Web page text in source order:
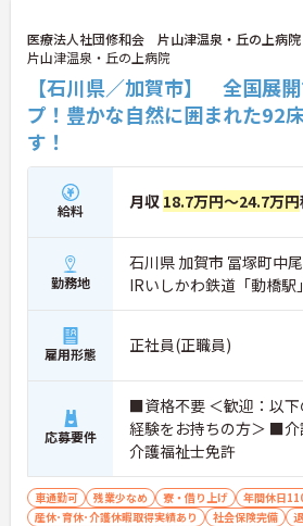
医療法人社団修和会 片山津温泉・丘の上病院
片山津温泉・丘の上病院
【石川県／加賀市】 全国展
プ！豊かな自然に囲まれた92
す！
給料 月収 18.7万円～24.7万円
勤務地
石川県 加賀市 冨塚町中
IRいしかわ鉄道「動橋駅
雇用形態 正社員(正職員)
応募要件
■資格不要 ＜歓迎：以下
経験をお持ちの方＞ ■
介護福祉士免許
車通勤可 残業少なめ 寮・借り上げ
年間休日
産休･育休･介護休暇取得実績あり
社会保険完備